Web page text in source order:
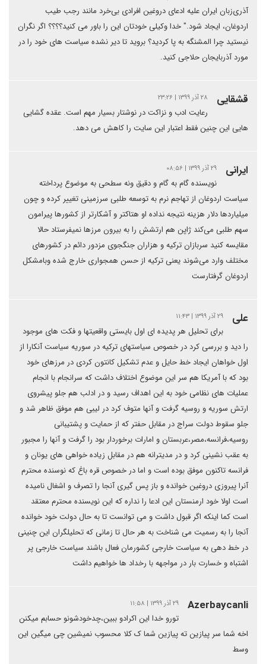
آذری‌زبان ایران علیه ادعای دروغین افرادی بی‌خرد مانند رجب طیب
اردوغان، ایجاد شود." خدا وکیلی خودتان این را باور می کنید؟؟؟؟ اگر نگران
نیستید چرا المشنگه به پا کردید؟ بروید تا دیر نشده سیاست های خود را در
مورد آذربایجان حلاجی کنید.
قشقایی ۲۸ آذر ۱۳۹۹ | ۲۳:۲۶
رعایت ادب و نزاکت در نوشتار بسیار مهم است. عقده گشایی
هایی این چنین فقط اعتبار این سایت را کاهش می دهد.
ایرانی ۲۹ آذر ۱۳۹۹ | ۰۸:۵۶
نویسنده گام به گام و دقیق ونه سطحی به موضوع پرداخته
سیاست اردوغان از تهاجم نرم به توسعه طلبی سرزمینی تغییر کرده و چون
میلیاردها دلار هزینه نتیجه نداده او هتاکتر و آشکارتر از کشورها پیرامون
سهم طلبی می‌کند ژاپن هم ارتشش را به بیرون مرزها نمیفرستاد حالا
مقایسه کنید سربازان ترکیه و هزاران جنگجوی مزدور دائم در کشورهای
مختلف وارد می‌شوند یعنی ترکیه از حسن همجواری خارج شده وبامشکل
اردوغان گرفتارست
علی ۲۹ آذر ۱۳۹۹ | ۱۱:۴۳
برای تحلیل هر پدیده ای اول بایستی واقعیتها و فکت های موجود
را دید و بررسی کرد در خصوص سیاستهای ترکیه در سوریه سیاست آنکارا از
اول خواهان ایجاد خط حایل و عدم تشکیل کانتون کردی در مرزهای خود
بود که با آمریکا هم سر این موضوع اختلاف داشت که سرانجام با انجام
عملیات های نظامی خود به این اهداف رسید و در ادلب هم جلو پیشروی
ارتش سوریه و روسیه گرفت و آنها متوف کرد در لیبی هم موفق ظاهر شد و
جلو سقوط دولت سراج در مقابل حفتر که از حمایت و پشتیبانی
روسیه،فرانسه،مصر،عربستان و امارات برخوردار بود را گرفت و آنها را مجبور
به عقب نشینی کرد و در مدیترانه هم در مقابل زیاده خواهی های یونان و
فرانسه تاکنون موفق بوده است و اما در خصوص قره باغ که نوسنده محترم
آنرا پیروزی دروغین خوانده و باز پس گیری آنجا را تصرف و اشغال نامیده
است اولا خود ارمنستان این ادعا را نداره که این نویسنده محترم معتقد
است کما اینکه اگر قبول داشت و می توانست تا به حال دولت خود خوانده
آنجا را به رسمیت می شناخت به هر حال تا زمانی که تحلیلگران این چنینی
در خط دهی به سیاست خارجی کشورمان فعال باشند سیاست خارجی پر
اشتباه و خسارت بار در مواجهه با رخداد ها خواهیم داشت
Azerbaycanli ۲۹ آذر ۱۳۹۹ | ۱۱:۵۸
تورو خدا این اکرادو ببین،چدخودشونو حسابم میکنن
اخه شما سر پیازین ته پیازین شما ک کلا محسوب نمیشین چی میگین این
وسط